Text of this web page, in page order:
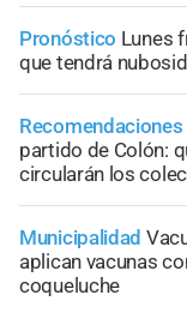
Pronóstico Lunes
que tendrá
Recomendaciones
partido de Colón:
circularán los
Municipalidad
aplican vacunas
coqueluche